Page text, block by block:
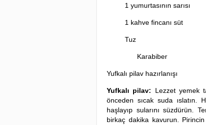
1 yumurtasının sarısı
1 kahve fincanı süt
Tuz
Karabiber
Yufkalı pilav hazırlanışı
Yufkalı pilav: Lezzet yemek
önceden sıcak suda ıslatın.
haşlayıp sularını süzdürün.
birkaç dakika kavurun.